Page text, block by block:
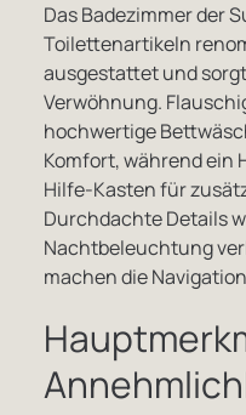
Das Badezimmer der
Toilettenartikeln
ausgestattet und
Verwöhnung.
hochwertige
Komfort, während ein
Hilfe-Kasten für
Durchdachte Details
Nachtbeleuchtung
machen die